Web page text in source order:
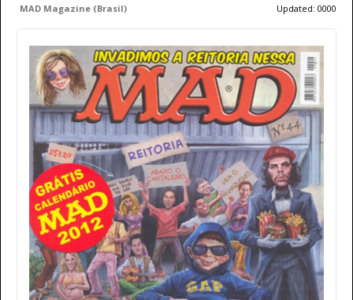
MAD Magazine (Brasil) Updated: 0000